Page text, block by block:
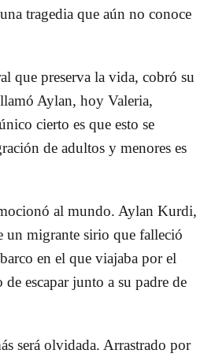
tragedia que aún no conoce
que preserva la vida, cobró su
Aylan, hoy Valeria,
cierto es que esto se
de adultos y menores es
al mundo. Aylan Kurdi,
un migrante sirio que falleció
en el que viajaba por el
escapar junto a su padre de
será olvidada. Arrastrado por